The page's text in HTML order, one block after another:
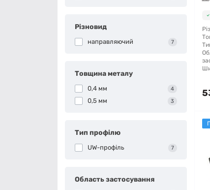
Різновид
направляючий 7
Товщина металу
0,4 мм 4
0,5 мм 3
Тип профілю
UW-профіль 7
Область застосування